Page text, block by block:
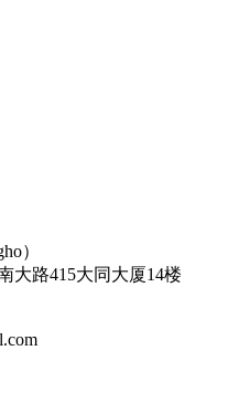
）
大路415大同大厦14楼